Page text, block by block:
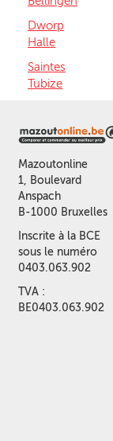
Dworp
Halle
Saintes
Tubize
Mazoutonline
1, Boulevard
Anspach
B-1000 Bruxelles
Inscrite à la BCE
sous le numéro
0403.063.902
TVA :
BE0403.063.902